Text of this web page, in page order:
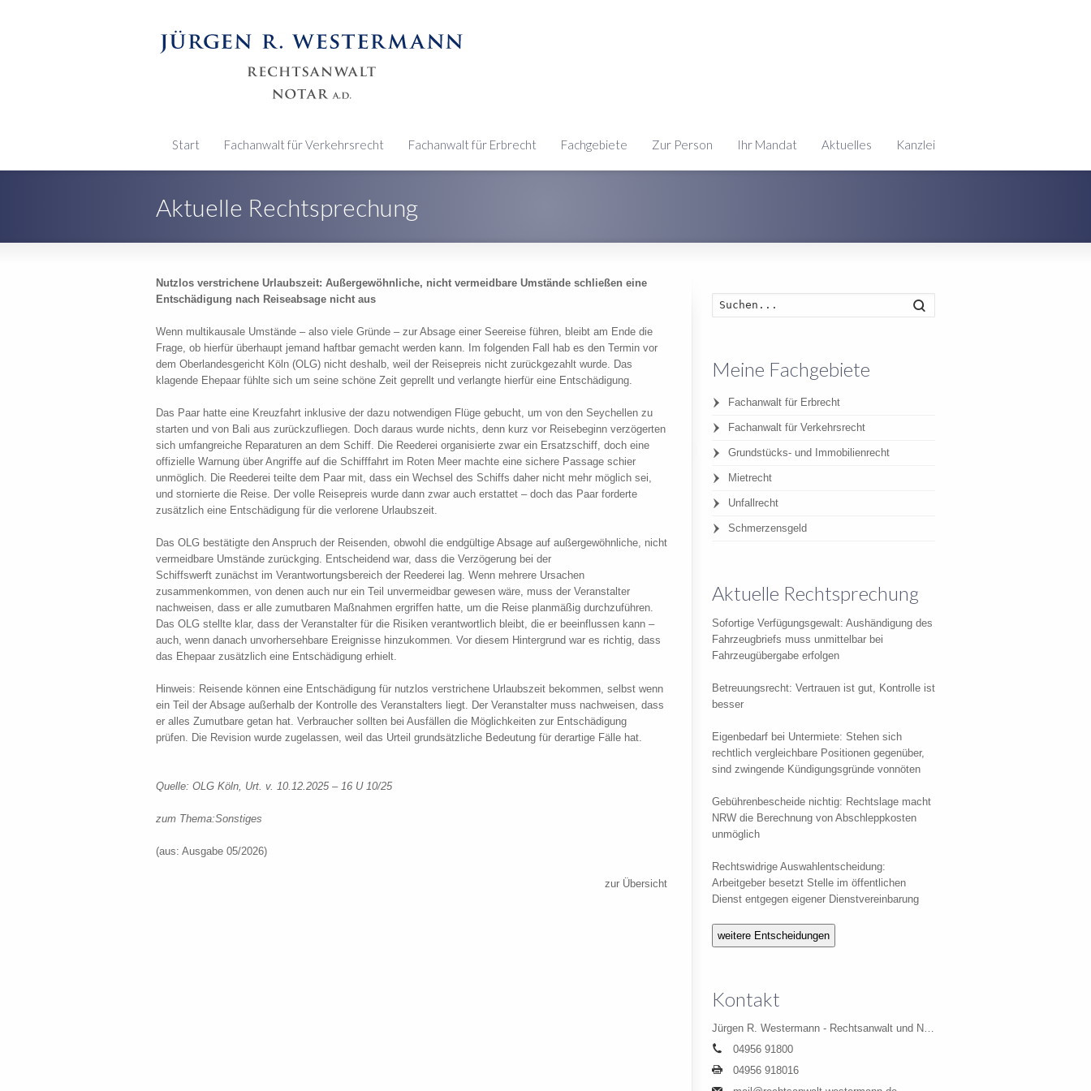
Start Fachanwalt für Verkehrsrecht Fachanwalt für Erbrecht Fachgebiete Zur Person Ihr Mandat Aktuelles Kanzlei
Aktuelle Rechtsprechung
Nutzlos verstrichene Urlaubszeit: Außergewöhnliche, nicht vermeidbare Umstände schließen eine
Entschädigung nach Reiseabsage nicht aus
Wenn multikausale Umstände – also viele Gründe – zur Absage einer Seereise führen, bleibt am Ende die
Frage, ob hierfür überhaupt jemand haftbar gemacht werden kann. Im folgenden Fall hab es den Termin vor
dem Oberlandesgericht Köln (OLG) nicht deshalb, weil der Reisepreis nicht zurückgezahlt wurde. Das
klagende Ehepaar fühlte sich um seine schöne Zeit geprellt und verlangte hierfür eine Entschädigung.
Das Paar hatte eine Kreuzfahrt inklusive der dazu notwendigen Flüge gebucht, um von den Seychellen zu
starten und von Bali aus zurückzufliegen. Doch daraus wurde nichts, denn kurz vor Reisebeginn verzögerten
sich umfangreiche Reparaturen an dem Schiff. Die Reederei organisierte zwar ein Ersatzschiff, doch eine
offizielle Warnung über Angriffe auf die Schifffahrt im Roten Meer machte eine sichere Passage schier
unmöglich. Die Reederei teilte dem Paar mit, dass ein Wechsel des Schiffs daher nicht mehr möglich sei,
und stornierte die Reise. Der volle Reisepreis wurde dann zwar auch erstattet – doch das Paar forderte
zusätzlich eine Entschädigung für die verlorene Urlaubszeit.
Das OLG bestätigte den Anspruch der Reisenden, obwohl die endgültige Absage auf außergewöhnliche, nicht
vermeidbare Umstände zurückging. Entscheidend war, dass die Verzögerung bei der
Schiffswerft zunächst im Verantwortungsbereich der Reederei lag. Wenn mehrere Ursachen
zusammenkommen, von denen auch nur ein Teil unvermeidbar gewesen wäre, muss der Veranstalter
nachweisen, dass er alle zumutbaren Maßnahmen ergriffen hatte, um die Reise planmäßig durchzuführen.
Das OLG stellte klar, dass der Veranstalter für die Risiken verantwortlich bleibt, die er beeinflussen kann –
auch, wenn danach unvorhersehbare Ereignisse hinzukommen. Vor diesem Hintergrund war es richtig, dass
das Ehepaar zusätzlich eine Entschädigung erhielt.
Hinweis: Reisende können eine Entschädigung für nutzlos verstrichene Urlaubszeit bekommen, selbst wenn
ein Teil der Absage außerhalb der Kontrolle des Veranstalters liegt. Der Veranstalter muss nachweisen, dass
er alles Zumutbare getan hat. Verbraucher sollten bei Ausfällen die Möglichkeiten zur Entschädigung
prüfen. Die Revision wurde zugelassen, weil das Urteil grundsätzliche Bedeutung für derartige Fälle hat.
Quelle: OLG Köln, Urt. v. 10.12.2025 – 16 U 10/25
zum Thema:Sonstiges
(aus: Ausgabe 05/2026)
zur Übersicht
Meine Fachgebiete
Fachanwalt für Erbrecht
Fachanwalt für Verkehrsrecht
Grundstücks- und Immobilienrecht
Mietrecht
Unfallrecht
Schmerzensgeld
Aktuelle Rechtsprechung
Sofortige Verfügungsgewalt: Aushändigung des
Fahrzeugbriefs muss unmittelbar bei
Fahrzeugübergabe erfolgen
Betreuungsrecht: Vertrauen ist gut, Kontrolle ist
besser
Eigenbedarf bei Untermiete: Stehen sich
rechtlich vergleichbare Positionen gegenüber,
sind zwingende Kündigungsgründe vonnöten
Gebührenbescheide nichtig: Rechtslage macht
NRW die Berechnung von Abschleppkosten
unmöglich
Rechtswidrige Auswahlentscheidung:
Arbeitgeber besetzt Stelle im öffentlichen
Dienst entgegen eigener Dienstvereinbarung
Kontakt
Jürgen R. Westermann - Rechtsanwalt und Notar a.D.
04956 91800
04956 918016